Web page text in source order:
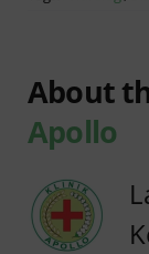
About
Apollo